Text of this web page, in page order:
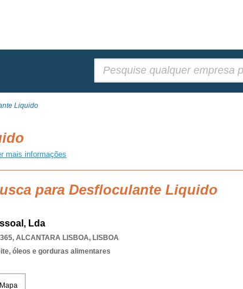
Liquido
mais informações
para Desfloculante Liquido
Lda
, ALCANTARA LISBOA, LISBOA
óleos e gorduras alimentares